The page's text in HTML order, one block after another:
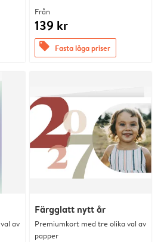
Från
139 kr
offers Fasta låga priser
av
Färgglatt nytt år
Premiumkort med tre olika val av
papper